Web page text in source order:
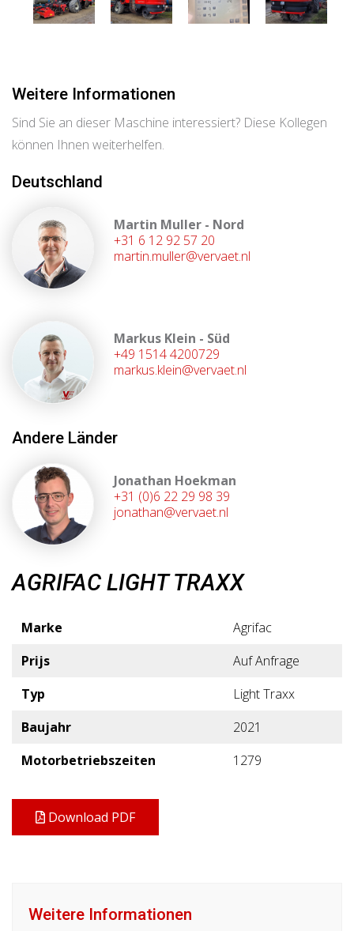
Weitere Informationen
Sind Sie an dieser Maschine interessiert? Diese Kollegen
können Ihnen weiterhelfen.
Deutschland
Martin Muller - Nord
+31 6 12 92 57 20
martin.muller@vervaet.nl
Markus Klein - Süd
+49 1514 4200729
markus.klein@vervaet.nl
Andere Länder
Jonathan Hoekman
+31 (0)6 22 29 98 39
jonathan@vervaet.nl
AGRIFAC LIGHT TRAXX
Marke
Agrifac
Prijs
Auf Anfrage
Typ
Light Traxx
Baujahr
2021
Motorbetriebszeiten
1279
Download PDF
Weitere Informationen